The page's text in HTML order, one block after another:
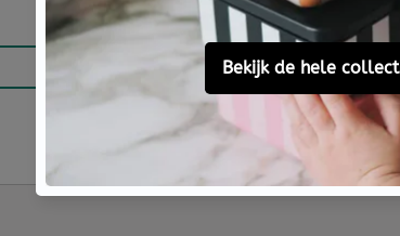
Customer
Ask a question